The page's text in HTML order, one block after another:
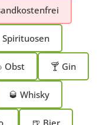
Spirituosen
Obst 🍸 Gin
🥃 Whisky
🍺 Bier